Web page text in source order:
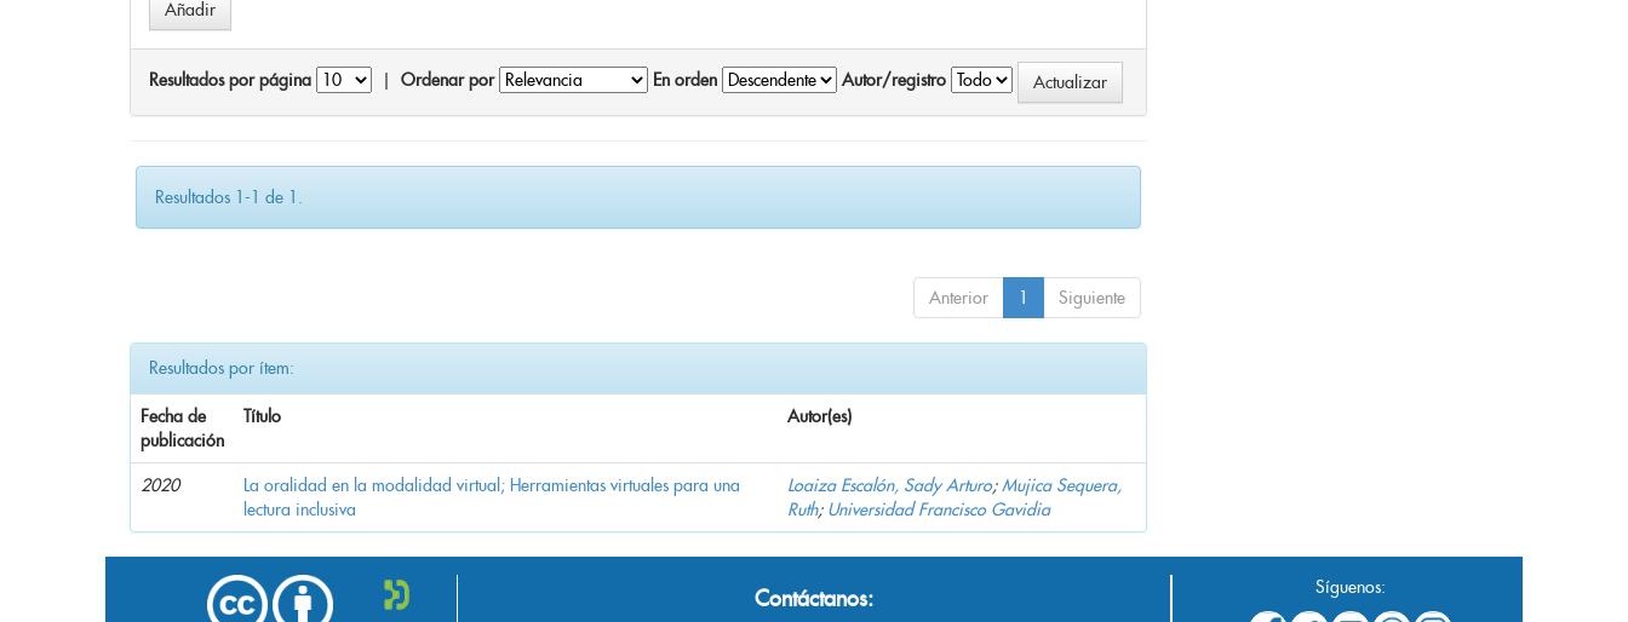
Resultados por página Ordenar por En orden Autor/registro
Resultados 1-1 de 1.
Anterior 1 Siguiente
Resultados por ítem:
Fecha de
publicación
Título Autor(es)
2020
La oralidad en la modalidad virtual; Herramientas virtuales para una
lectura inclusiva
Loaiza Escalón, Sady Arturo;Mujica Sequera,
Ruth; Universidad Francisco Gavidia
Contáctanos: Síguenos: